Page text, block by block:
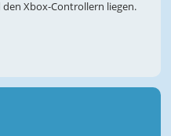
den Xbox-Controllern liegen.